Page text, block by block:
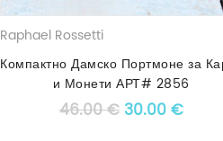
Raphael Rossetti
Компактно Дамско Портмоне за
и Монети АРТ# 2856
46.00€ Original
30.00€